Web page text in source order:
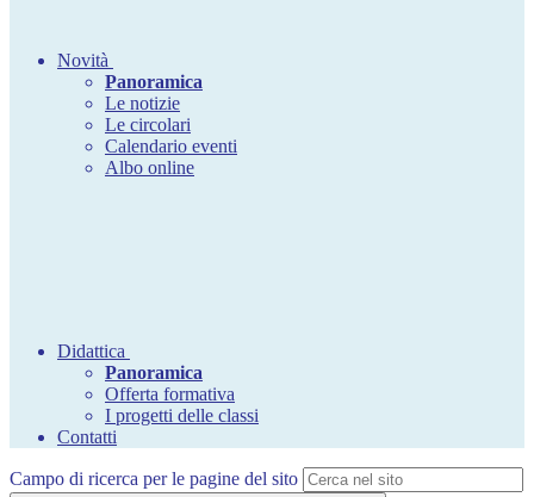
Novità
Panoramica
Le notizie
Le circolari
Calendario eventi
Albo online
Didattica
Panoramica
Offerta formativa
I progetti delle classi
Contatti
Campo di ricerca per le pagine del sito